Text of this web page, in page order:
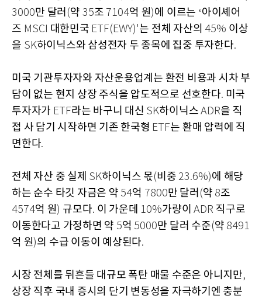
3000만 달러 (약 35조 7104억 원)에 이르는 ‘아이셰어
즈 MSCI 대한민국 ETF(EWY)'는 전체 자산의 45% 이상
을 SK하이닉스와 삼성전자 두 종목에 집중 투자한다.
미국 기관투자자와 자산운용업계는 환전 비용과 시차 부
담이 없는 현지 상장 주식을 압도적으로 선호한다. 미국
투자자가 ETF라는 바구니 대신 SK하이닉스 ADR을 직
접 사 담기 시작하면 기존 한국형 ETF는 환매 압력에 직
면한다.
전체 자산 중 실제 SK하이닉스 몫(비중 23.6%)에 해당
하는 순수 타깃 자금은 약 54억 7800만 달러 (약 8조
4574억 원) 규모다. 이 가운데 10%가량이 ADR 직구로
이동한다고 가정하면 약 5억 5000만 달러 수준(약 8491
억 원)의 수급 이동이 예상된다.
시장 전체를 뒤흔들 대규모 폭탄 매물 수준은 아니지만,
상장 직후 국내 증시의 단기 변동성을 자극하기엔 충분